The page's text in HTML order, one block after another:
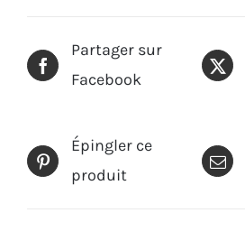
Partager sur
Facebook
Épingler ce
produit